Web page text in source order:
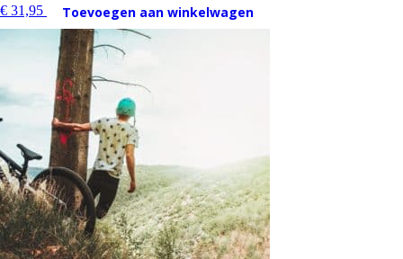
€ 31,95 Toevoegen aan winkelwagen